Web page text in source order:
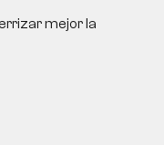
mejor la